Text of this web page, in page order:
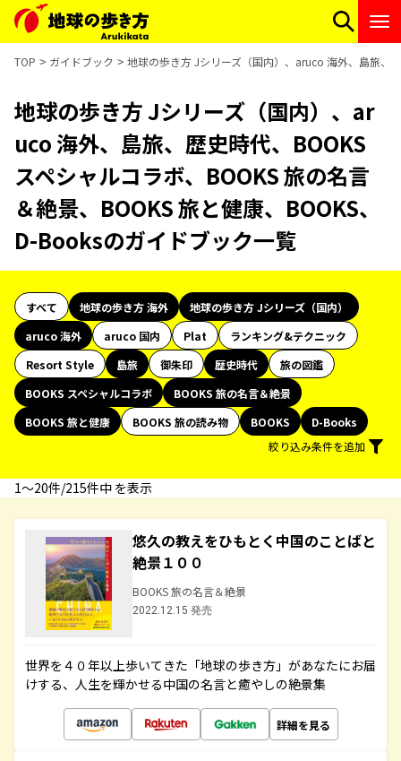
TOP ガイドブック 地球の歩き方 Jシリーズ（国内）、aruco 海外、島旅、
地球の歩き方 Jシリーズ（国内）、ar
uco 海外、島旅、歴史時代、BOOKS
スペシャルコラボ、BOOKS 旅の名言
＆絶景、BOOKS 旅と健康、BOOKS、
D-Booksのガイドブック一覧
すべて 地球の歩き方 海外
地球の歩き方 Jシリーズ（国内）
aruco 海外
aruco 国内 Plat
ランキング&テクニック
Resort Style
島旅 御朱印 歴史時代
旅の図鑑
BOOKS スペシャルコラボ
BOOKS 旅の名言＆絶景
BOOKS 旅と健康
BOOKS 旅の読み物 BOOKS
D-Books
絞り込み条件を追加
1〜20件/215件中 を表示
悠久の教えをひもとく中国のことばと
絶景１００
BOOKS 旅の名言＆絶景
2022.12.15 発売
世界を４０年以上歩いてきた「地球の歩き方」があなたにお届
けする、人生を輝かせる中国の名言と癒やしの絶景集
詳細を見る